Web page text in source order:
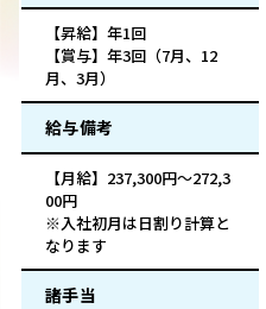
【昇給】年1回
【賞与】年3回（7月、12
月、3月）
給与備考
【月給】237,300円～272,3
00円
※入社初月は日割り計算と
なります
諸手当